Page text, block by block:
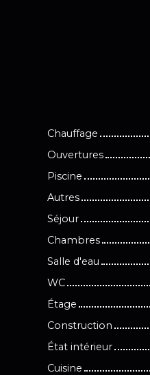
Chauffage
Ouvertures
Piscine
Autres
Séjour
Chambres
Salle d'eau
WC
Étage
Construction
État intérieur
Cuisine